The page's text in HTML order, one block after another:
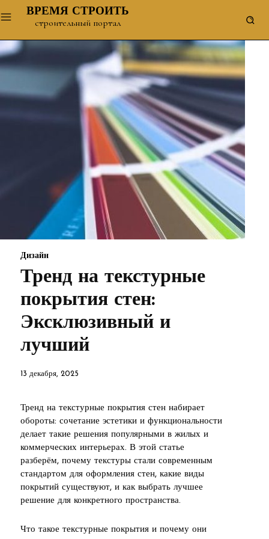
ВРЕМЯ СТРОИТЬ
строительный портал
Дизайн
Тренд на текстурные
покрытия стен:
Эксклюзивный и
лучший
13 декабря, 2025
Тренд на текстурные покрытия стен набирает
обороты: сочетание эстетики и функциональности
делает такие решения популярными в жилых и
коммерческих интерьерах. В этой статье
разберём, почему текстуры стали современным
стандартом для оформления стен, какие виды
покрытий существуют, и как выбрать лучшее
решение для конкретного пространства.
Что такое текстурные покрытия и почему они